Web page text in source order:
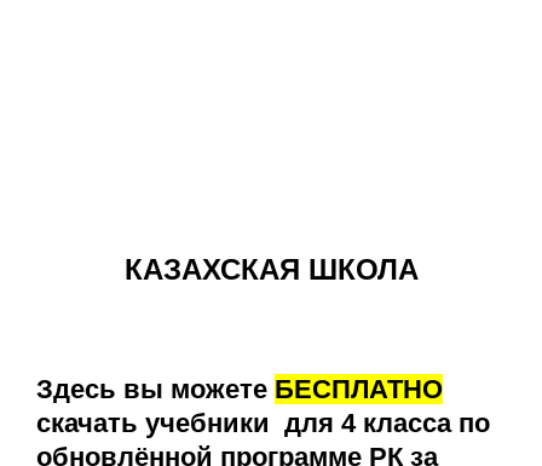
КАЗАХСКАЯ ШКОЛА
Здесь вы можете БЕСПЛАТНО
скачать учебники для 4 класса по
обновлённой программе РК за